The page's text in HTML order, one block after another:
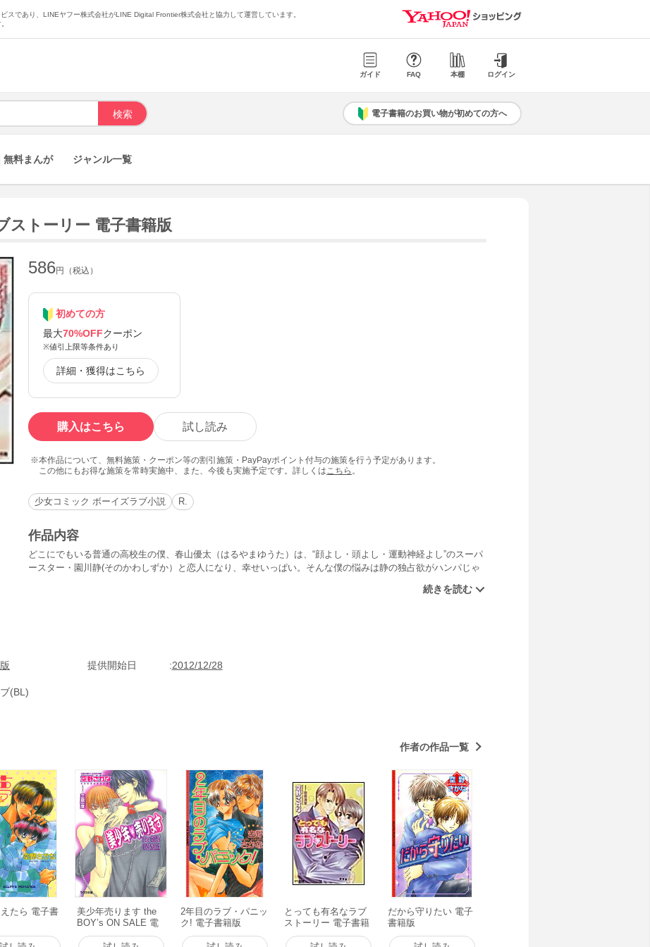
であり、LINEヤフー株式会社がLINE Digital Frontier株式会社と協力して運営しています。
ガイド FAQ 本棚 ログイン
電子書籍のお買い物が初めての方へ
無料まんが ジャンル一覧
ストーリー 電子書籍版
586円（税込）
初めての方
最大70%OFFクーポン
※値引上限等条件あり
詳細・獲得はこちら
購入はこちら 試し読み
本作品について、無料施策・クーポン等の割引施策・PayPayポイント付与の施策を行う予定があります。
この他にもお得な施策を常時実施中、また、今後も実施予定です。詳しくは こちら 。
少女コミック ボーイズラブ小説 R.
作品内容
どこにでもいる普通の高校生の僕、春山優太（はるやまゆうた）は、“顔よし・頭よし・運動神経よし”のスーパ
ースター・園川静(そのかわしずか）と恋人になり、幸せいっぱい。そんな僕の悩みは静の独占欲がハンパじゃ
ハメに!?こんな秘密、静にバレたらヤバいっ（＞＿＜；）二人のラブストーリーはどうなる？若さが大暴走の
提供開始日 2012/12/28
(BL)
作者の作品一覧
たら 電子書
美少年売ります the
BOY’s ON SALE 電
子書籍版
2年目のラブ・パニッ
ク! 電子書籍版
とっても有名なラブ
ストーリー 電子書籍
だから守りたい 電子
書籍版